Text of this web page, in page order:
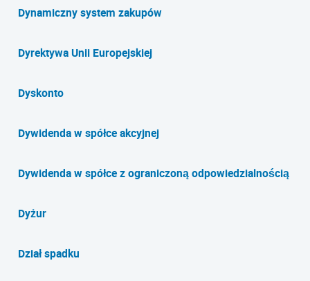
Dynamiczny system zakupów
Dyrektywa Unii Europejskiej
Dyskonto
Dywidenda w spółce akcyjnej
Dywidenda w spółce z ograniczoną odpowiedzialnością
Dyżur
Dział spadku